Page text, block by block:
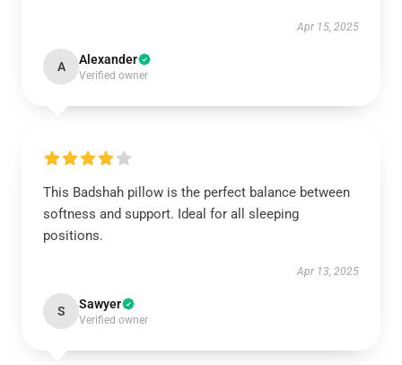
Apr 15, 2025
A Alexander
Verified owner
This Badshah pillow is the perfect balance between
softness and support. Ideal for all sleeping
positions.
Apr 13, 2025
S Sawyer
Verified owner